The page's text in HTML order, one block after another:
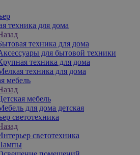
техника для дома
техника для дома
для бытовой техники
техника для дома
техника для дома
мебель
мебель
для дома детская
светотехника
светотехника